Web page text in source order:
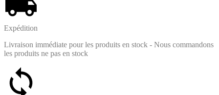
Expédition
Livraison immédiate pour les produits en stock - Nous commandons
les produits ne pas en stock